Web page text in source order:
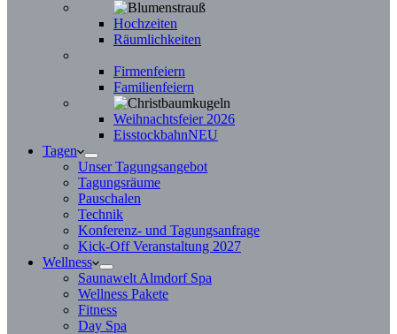
Hochzeiten
Räumlichkeiten
Firmenfeiern
Familienfeiern
Weihnachtsfeier 2026
EisstockbahnNEU
Tagen
Unser Tagungsangebot
Tagungsräume
Pauschalen
Technik
Konferenz- und Tagungsanfrage
Kick-Off Veranstaltung 2027
Wellness
Saunawelt Almdorf Spa
Wellness Pakete
Fitness
Day Spa